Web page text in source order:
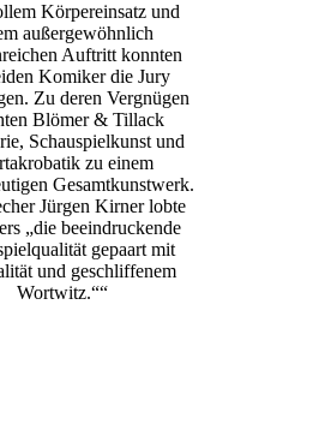
Körpereinsatz und
außergewöhnlich
Auftritt konnten
Komiker die Jury
Zu deren Vergnügen
Blömer & Tillack
Schauspielkunst und
zu einem
Gesamtkunstwerk.
Jürgen Kirner lobte
„die beeindruckende
gepaart mit
und geschliffenem
Wortwitz.““